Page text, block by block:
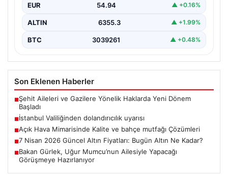
EUR 54.94 ▲ +0.16%
ALTIN 6355.3 ▲ +1.99%
BTC 3039261 ▲ +0.48%
Son Eklenen Haberler
■Şehit Aileleri ve Gazilere Yönelik Haklarda Yeni Dönem
Başladı
■İstanbul Valiliğinden dolandırıcılık uyarısı
■Açık Hava Mimarisinde Kalite ve bahçe mutfağı Çözümleri
■7 Nisan 2026 Güncel Altın Fiyatları: Bugün Altın Ne Kadar?
■Bakan Gürlek, Uğur Mumcu’nun Ailesiyle Yapacağı
Görüşmeye Hazırlanıyor